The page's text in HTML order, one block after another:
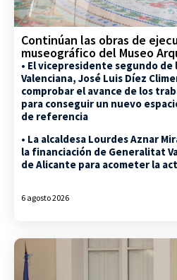
Continúan las obras de
museográfico del Museo
• El vicepresidente segundo
Valenciana, José Luis Díez
comprobar el avance de los
para conseguir un nuevo
de referencia
• La alcaldesa Lourdes Aznar
la financiación de Generalitat
de Alicante para acometer la
6 agosto 2026